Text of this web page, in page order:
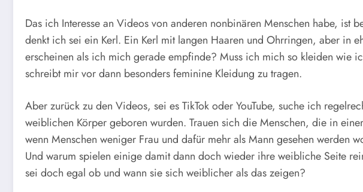
Das ich Interesse an Videos von anderen nonbinären Menschen habe,
denkt ich sei ein Kerl. Ein Kerl mit langen Haaren und Ohrringen, aber in
erscheinen als ich mich gerade empfinde? Muss ich mich so kleiden
schreibt mir vor dann besonders feminine Kleidung zu tragen.
Aber zurück zu den Videos, sei es TikTok oder YouTube, suche ich
weiblichen Körper geboren wurden. Trauen sich die Menschen, die in
wenn Menschen weniger Frau und dafür mehr als Mann gesehen werden
Und warum spielen einige damit dann doch wieder ihre weibliche Seite
sei doch egal ob und wann sie sich weiblicher als das zeigen?